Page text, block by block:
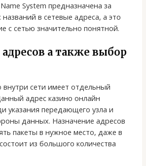
System предназначена за
в сетевые адреса, а это
с сетью значительно понятной.
а также выбор
внутри сети имеет отдельный
адрес казино онлайн
указания передающего узла и
данных. Назначение адресов
пакеты в нужное место, даже в
из большого количества